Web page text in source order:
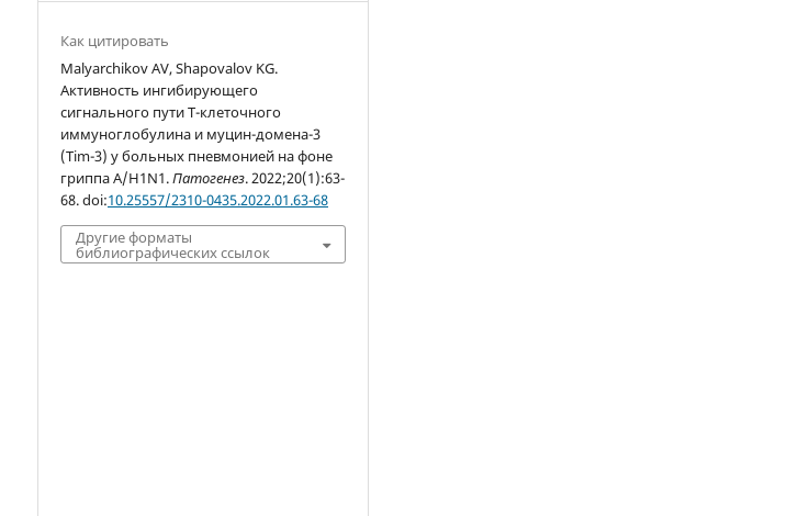
Как цитировать
Malyarchikov AV, Shapovalov KG.
Активность ингибирующего
сигнального пути T-клеточного
иммуноглобулина и муцин-домена-3
(Tim-3) у больных пневмонией на фоне
гриппа A/H1N1.Патогенез. 2022;20(1):63-
68. doi:10.25557/2310-0435.2022.01.63-68
Другие форматы
библиографических ссылок